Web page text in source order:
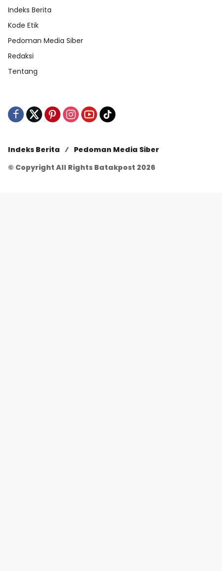
Indeks Berita
Kode Etik
Pedoman Media Siber
Redaksi
Tentang
Indeks Berita
Pedoman Media Siber
© Copyright All Rights Batakpost 2026